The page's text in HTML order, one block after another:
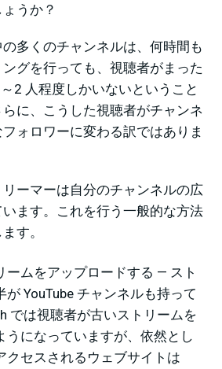
うか？
多くのチャンネルは、何時間も
グを行っても、視聴者がまった
2 人程度しかいないということ
に、こうした視聴者がチャンネ
ォロワーに変わる訳ではありま
ーマーは自分のチャンネルの広
ます。これを行う一般的な方法
す。
ームをアップロードする — スト
が YouTube チャンネルも持って
では視聴者が古いストリームを
うになっていますが、依然とし
クセスされるウェブサイトは